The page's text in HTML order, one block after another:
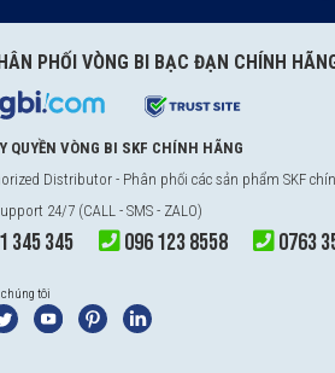
PHỐI VÒNG BI BẠC ĐẠN CHÍNH
QUYỀN VÒNG BI SKF CHÍNH HÃNG
Distributor - Phân phối các sản phẩm SKF
24/7 (CALL - SMS - ZALO)
345 345 096 123 8558 0763
tôi